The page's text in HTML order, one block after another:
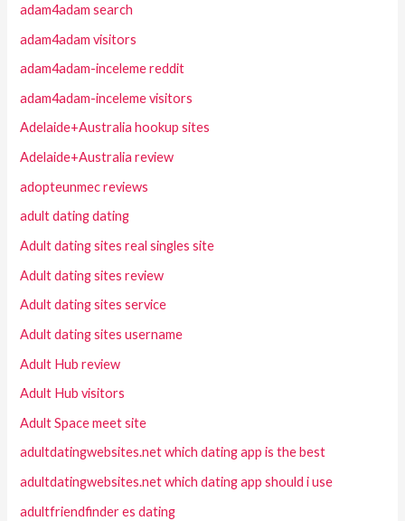
adam4adam search
adam4adam visitors
adam4adam-inceleme reddit
adam4adam-inceleme visitors
Adelaide+Australia hookup sites
Adelaide+Australia review
adopteunmec reviews
adult dating dating
Adult dating sites real singles site
Adult dating sites review
Adult dating sites service
Adult dating sites username
Adult Hub review
Adult Hub visitors
Adult Space meet site
adultdatingwebsites.net which dating app is the best
adultdatingwebsites.net which dating app should i use
adultfriendfinder es dating